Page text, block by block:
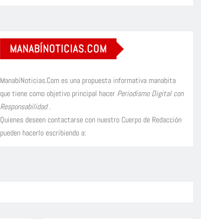
MANABÍNOTICIAS.COM
ManabíNoticias.Com es una propuesta informativa manabita
que tiene como objetivo principal hacer Periodismo Digital con
Responsabilidad.
Quienes deseen contactarse con nuestro Cuerpo de Redacción
pueden hacerlo escribiendo a: